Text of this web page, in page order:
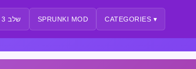
שלב 3 של ספרונקי SPRUNKI MOD CATEGORIES ▾